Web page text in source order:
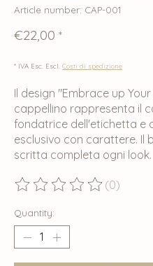
Article number: CAP-001
€22,00 *
* IVA Esc. Escl. Costi di spedizione
Il design "Embrace up
cappellino rappresenta il
fondatrice dell'etichetta e
esclusivo con carattere. Il
scritta completa ogni look.
The rating of this product is
(0)
Quantity: